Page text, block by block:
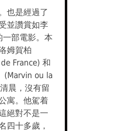
也是經過了
並讚賞如李
部電影。本
姆賀柏
France) 和
(Marvin ou la
晨，沒有留
寓。他駕着
絕對不是一
四十多歲，